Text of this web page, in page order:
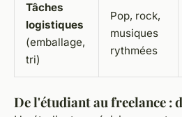
Tâches
logistiques
(emballage,
tri)
Pop, rock,
musiques
rythmées
De l'étudiant au freelance :